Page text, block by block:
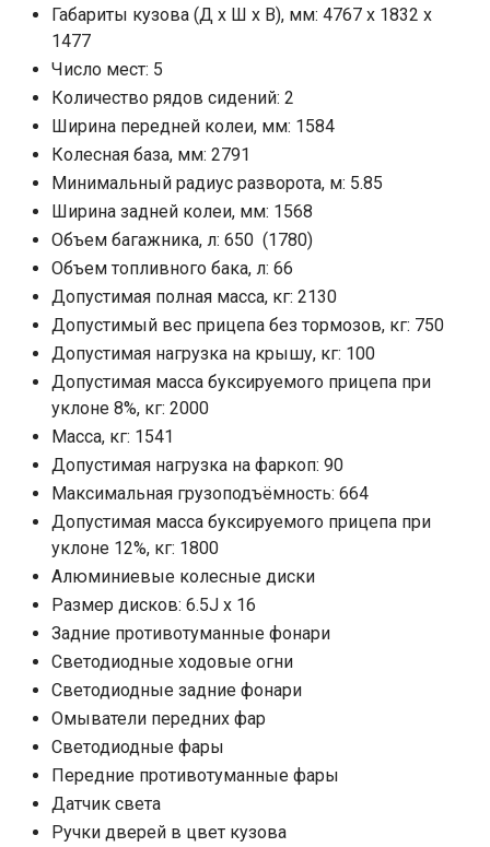
Габариты кузова (Д x Ш x В), мм: 4767 x 1832 x
1477
Число мест: 5
Количество рядов сидений: 2
Ширина передней колеи, мм: 1584
Колесная база, мм: 2791
Минимальный радиус разворота, м: 5.85
Ширина задней колеи, мм: 1568
Объем багажника, л: 650 (1780)
Объем топливного бака, л: 66
Допустимая полная масса, кг: 2130
Допустимый вес прицепа без тормозов, кг: 750
Допустимая нагрузка на крышу, кг: 100
Допустимая масса буксируемого прицепа при
уклоне 8%, кг: 2000
Масса, кг: 1541
Допустимая нагрузка на фаркоп: 90
Максимальная грузоподъёмность: 664
Допустимая масса буксируемого прицепа при
уклоне 12%, кг: 1800
Алюминиевые колесные диски
Размер дисков: 6.5J x 16
Задние противотуманные фонари
Светодиодные ходовые огни
Cветодиодные задние фонари
Омыватели передних фар
Светодиодные фары
Передние противотуманные фары
Датчик света
Ручки дверей в цвет кузова